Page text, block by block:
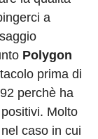
a
Polygon
prima di
perchè ha
Molto
caso in cui